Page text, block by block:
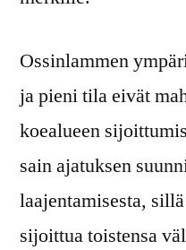
Ossinlammen
ja pieni tila eivät
koealueen
sain ajatuksen
laajentamisesta,
sijoittua toistensa